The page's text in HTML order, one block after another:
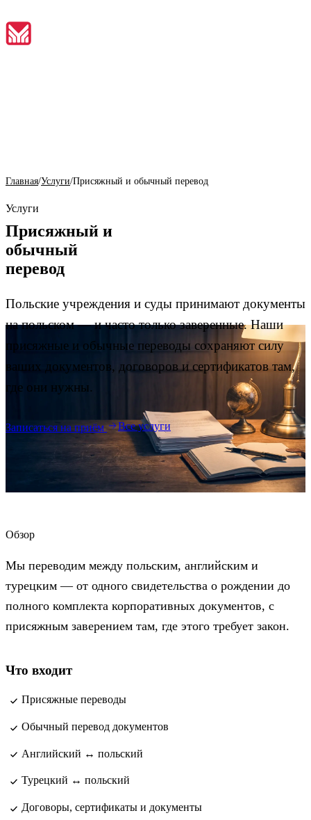
02О нас
03Услуги
Инструменты
Блог
Saldeo
07Контакты
Главная/Услуги/Присяжный и обычный перевод
Услуги
Присяжный и
обычный
перевод
Польские учреждения и суды принимают документы
на польском — и часто только заверенные. Наши
присяжные и обычные переводы сохраняют силу
ваших документов, договоров и сертификатов там,
где они нужны.
Записаться на приём Все услуги
Обзор
Мы переводим между польским, английским и
турецким — от одного свидетельства о рождении до
полного комплекта корпоративных документов, с
присяжным заверением там, где этого требует закон.
Что входит
Присяжные переводы
Обычный перевод документов
Английский ↔ польский
Турецкий ↔ польский
Договоры, сертификаты и документы